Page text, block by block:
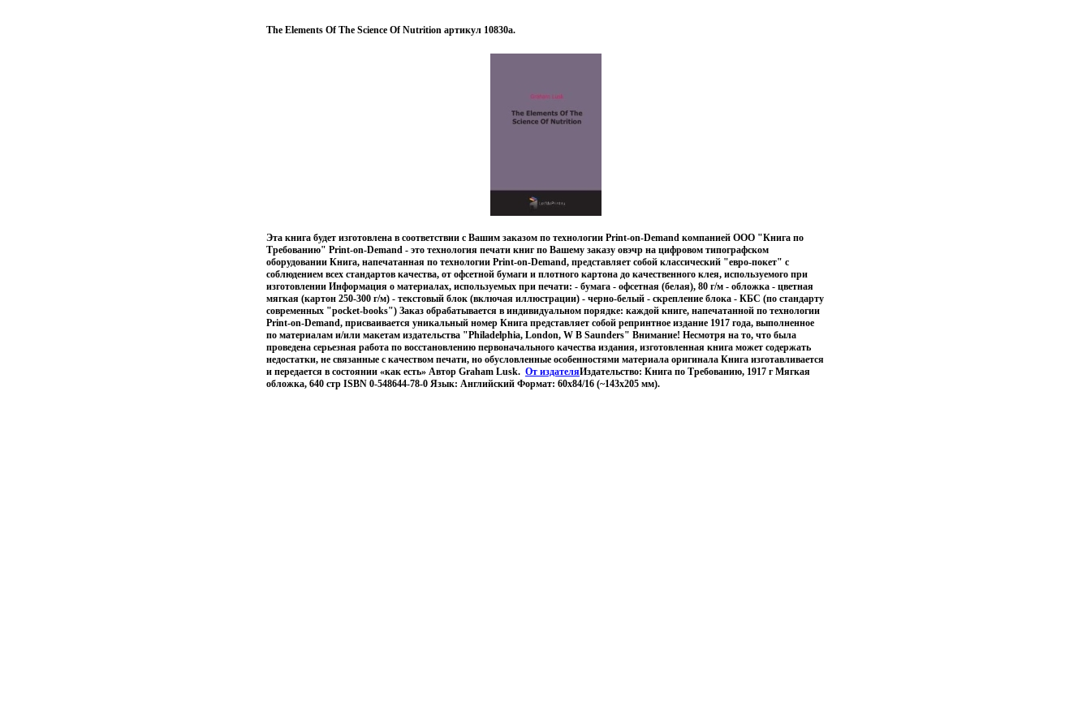
The Elements Of The Science Of Nutrition артикул 10830a.
Эта книга будет изготовлена в соответствии с Вашим заказом по технологии Print-on-Demand компанией ООО "Книга по
Требованию" Print-on-Demand - это технология печати книг по Вашему заказу овэчр на цифровом типографском
оборудовании Книга, напечатанная по технологии Print-on-Demand, представляет собой классический "евро-покет" с
соблюдением всех стандартов качества, от офсетной бумаги и плотного картона до качественного клея, используемого при
изготовлении Информация о материалах, используемых при печати: - бумага - офсетная (белая), 80 г/м - обложка - цветная
мягкая (картон 250-300 г/м) - текстовый блок (включая иллюстрации) - черно-белый - скрепление блока - КБС (по стандарту
современных "pocket-books") Заказ обрабатывается в индивидуальном порядке: каждой книге, напечатанной по технологии
Print-on-Demand, присваивается уникальный номер Книга представляет собой репринтное издание 1917 года, выполненное
по материалам и/или макетам издательства "Philadelphia, London, W B Saunders" Внимание! Несмотря на то, что была
проведена серьезная работа по восстановлению первоначального качества издания, изготовленная книга может содержать
недостатки, не связанные с качеством печати, но обусловленные особенностями материала оригинала Книга изготавливается
и передается в состоянии «как есть» Автор Graham Lusk. От издателяИздательство: Книга по Требованию, 1917 г Мягкая
обложка, 640 стр ISBN 0-548644-78-0 Язык: Английский Формат: 60x84/16 (~143х205 мм).